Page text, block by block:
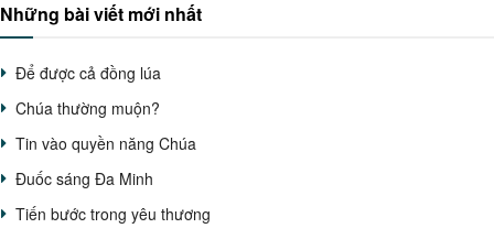
Những bài viết mới nhất
Để được cả đồng lúa
Chúa thường muộn?
Tin vào quyền năng Chúa
Đuốc sáng Đa Minh
Tiến bước trong yêu thương